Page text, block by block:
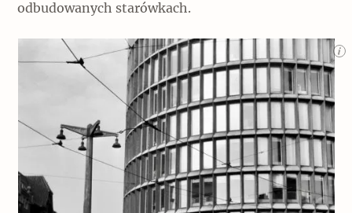
odbudowanych starówkach.